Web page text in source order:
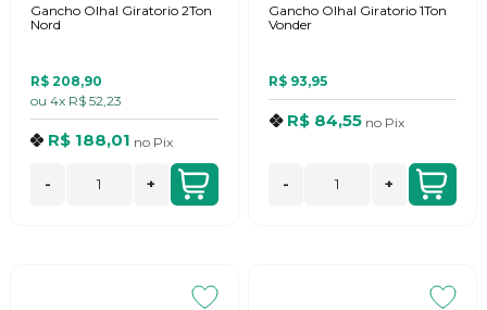
Gancho Olhal Giratorio 2Ton
Nord
R$ 208,90
ou 4x R$ 52,23
R$ 188,01 no Pix
- +
Gancho Olhal Giratorio 1Ton
Vonder
R$ 93,95
R$ 84,55 no Pix
- +